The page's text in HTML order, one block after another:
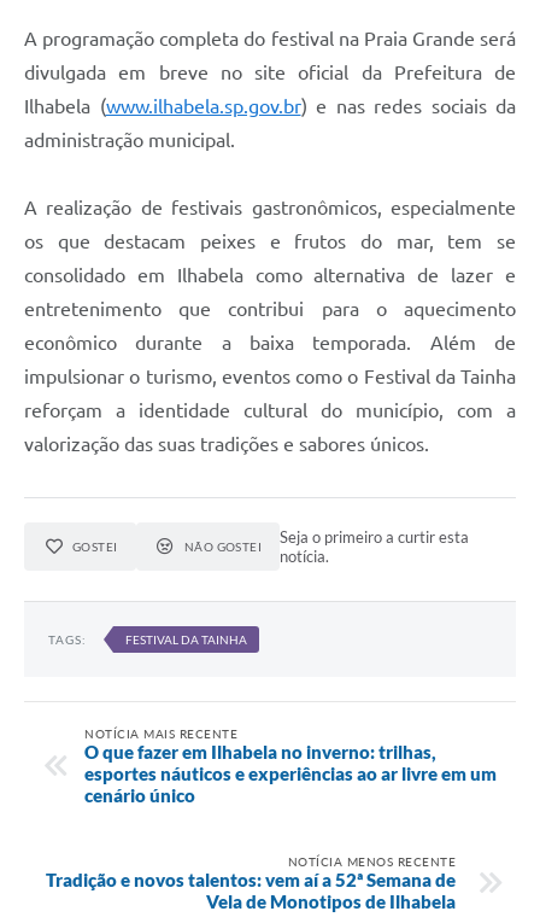
A programação completa do festival na Praia Grande será
divulgada em breve no site oficial da Prefeitura de
Ilhabela (www.ilhabela.sp.gov.br) e nas redes sociais da
administração municipal.
A realização de festivais gastronômicos, especialmente
os que destacam peixes e frutos do mar, tem se
consolidado em Ilhabela como alternativa de lazer e
entretenimento que contribui para o aquecimento
econômico durante a baixa temporada. Além de
impulsionar o turismo, eventos como o Festival da Tainha
reforçam a identidade cultural do município, com a
valorização das suas tradições e sabores únicos.
GOSTEI NÃO GOSTEI
Seja o primeiro a curtir esta
notícia.
TAGS: FESTIVAL DA TAINHA
NOTÍCIA MAIS RECENTE
O que fazer em Ilhabela no inverno: trilhas,
esportes náuticos e experiências ao ar livre em um
cenário único
NOTÍCIA MENOS RECENTE
Tradição e novos talentos: vem aí a 52ª Semana de
Vela de Monotipos de Ilhabela